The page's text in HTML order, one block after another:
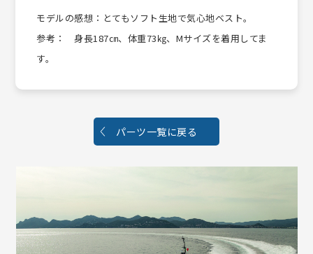
モデルの感想：とてもソフト生地で気心地ベスト。
参考： 身長187㎝、体重73㎏、Mサイズを着用してま
す。
パーツ一覧に戻る